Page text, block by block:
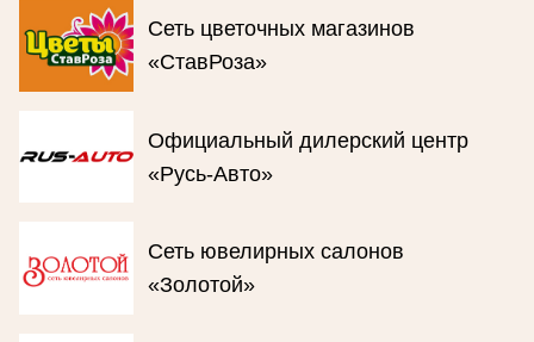
Сеть цветочных магазинов
«СтавРоза»
Официальный дилерский центр
«Русь-Авто»
Сеть ювелирных салонов
«Золотой»